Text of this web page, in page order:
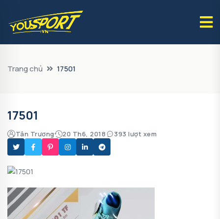
Trang chủ 17501
17501
Tân Trương 20 Th6, 2018 393 lượt xem